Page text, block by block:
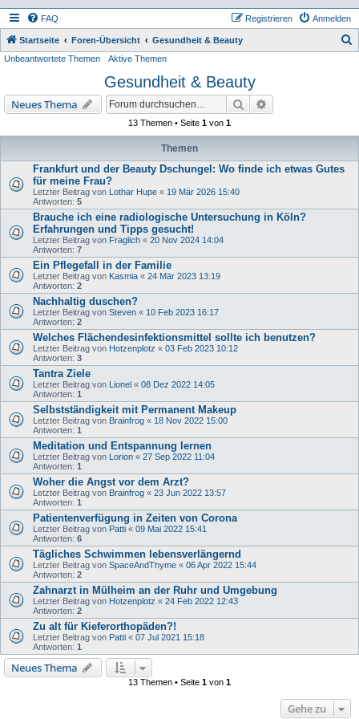
FAQ Anmelden
Registrieren
Startseite Foren-Übersicht Gesundheit & Beauty
Unbeantwortete Themen Aktive Themen
Gesundheit & Beauty
Neues Thema Suche
13 Themen • Seite 1 von 1
Themen
Frankfurt und der Beauty Dschungel: Wo finde ich etwas Gutes
für meine Frau?
Letzter Beitrag von Lothar Hupe « 19 Mär 2026 15:40
Antworten: 5
Brauche ich eine radiologische Untersuchung in Köln?
Erfahrungen und Tipps gesucht!
Letzter Beitrag von Fraglich « 20 Nov 2024 14:04
Antworten: 7
Ein Pflegefall in der Familie
Letzter Beitrag von Kasmia « 24 Mär 2023 13:19
Antworten: 2
Nachhaltig duschen?
Letzter Beitrag von Steven « 10 Feb 2023 16:17
Antworten: 2
Welches Flächendesinfektionsmittel sollte ich benutzen?
Letzter Beitrag von Hotzenplotz « 03 Feb 2023 10:12
Antworten: 3
Tantra Ziele
Letzter Beitrag von Lionel « 08 Dez 2022 14:05
Antworten: 1
Selbstständigkeit mit Permanent Makeup
Letzter Beitrag von Brainfrog « 18 Nov 2022 15:00
Antworten: 1
Meditation und Entspannung lernen
Letzter Beitrag von Lorion « 27 Sep 2022 11:04
Antworten: 1
Woher die Angst vor dem Arzt?
Letzter Beitrag von Brainfrog « 23 Jun 2022 13:57
Antworten: 1
Patientenverfügung in Zeiten von Corona
Letzter Beitrag von Patti « 09 Mai 2022 15:41
Antworten: 6
Tägliches Schwimmen lebensverlängernd
Letzter Beitrag von SpaceAndThyme « 06 Apr 2022 15:44
Antworten: 2
Zahnarzt in Mülheim an der Ruhr und Umgebung
Letzter Beitrag von Hotzenplotz « 24 Feb 2022 12:43
Antworten: 2
Zu alt für Kieferorthopäden?!
Letzter Beitrag von Patti « 07 Jul 2021 15:18
Antworten: 1
Neues Thema
13 Themen • Seite 1 von 1
Gehe zu